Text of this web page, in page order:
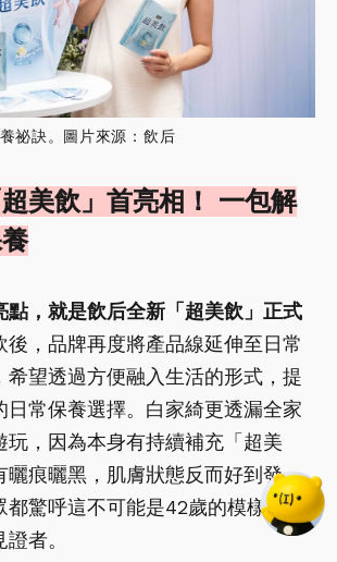
祕訣。圖片來源：飲后
美飲」首亮相！ 一包解
點，就是飲后全新「超美飲」正式
後，品牌再度將產品線延伸至日常
希望透過方便融入生活的形式，提
日常保養選擇。白家綺更透漏全家
玩，因為本身有持續補充「超美
曬痕曬黑，肌膚狀態反而好到發
都驚呼這不可能是42歲的模樣，成
者。